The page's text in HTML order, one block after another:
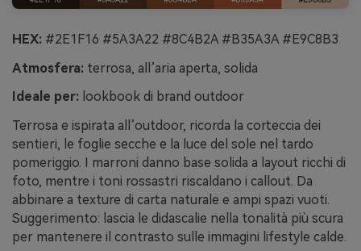
HEX: #2E1F16 #5A3A22 #8C4B2A #B35A3A #E9C8B3
Atmosfera: terrosa, all’aria aperta, solida
Ideale per: lookbook di brand outdoor
Terrosa e ispirata all’outdoor, ricorda la corteccia dei
sentieri, le foglie secche e la luce del sole nel tardo
pomeriggio. I marroni danno base solida a layout ricchi di
foto, mentre i toni rossastri riscaldano i callout. Da
abbinare a texture di carta naturale e ampi spazi vuoti.
Suggerimento: lascia le didascalie nella tonalità più scura
per mantenere il contrasto sulle immagini lifestyle calde.